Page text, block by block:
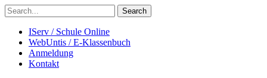
Search
IServ / Schule Online
WebUntis / E-Klassenbuch
Anmeldung
Kontakt